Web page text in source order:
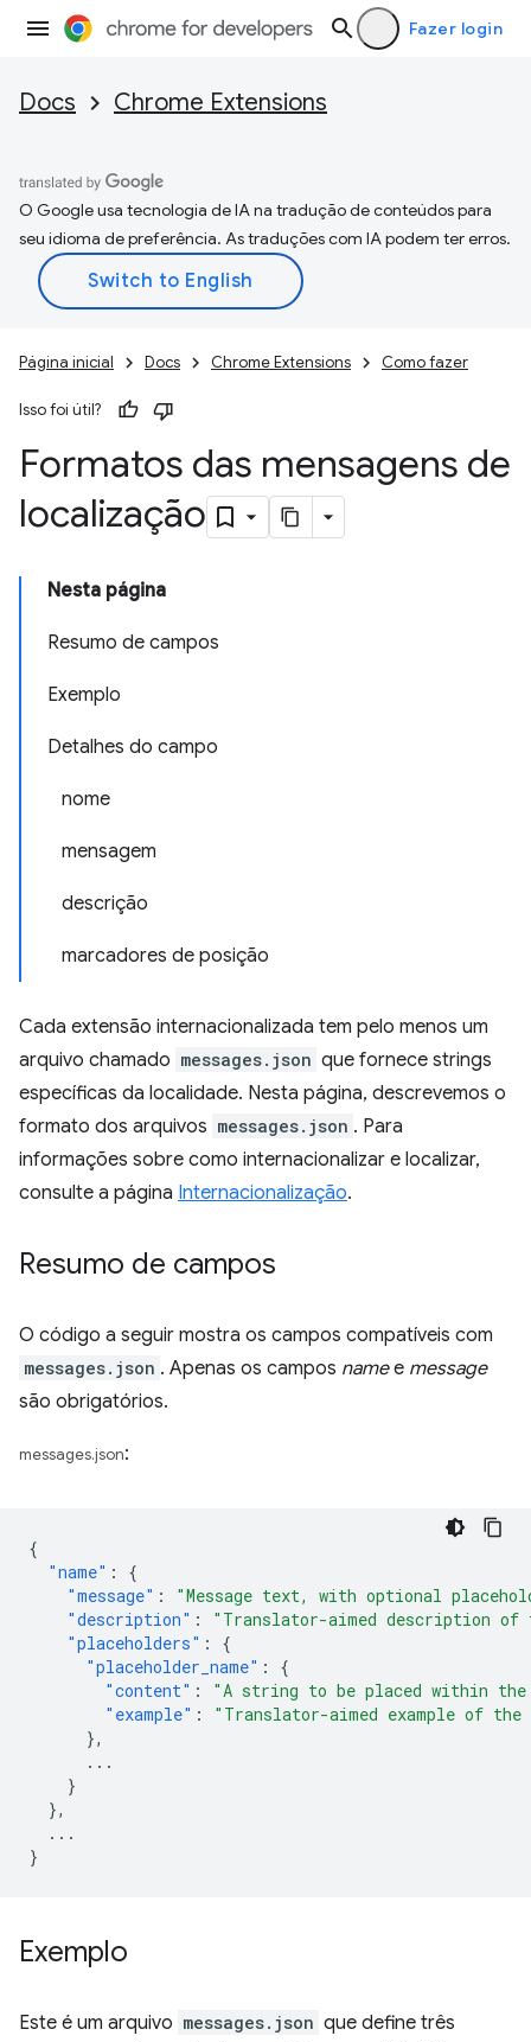
Fazer login
Docs Chrome Extensions
O Google usa tecnologia de IA na tradução de conteúdos para
seu idioma de preferência. As traduções com IA podem ter erros.
Página inicial Docs Chrome Extensions Como fazer
Isso foi útil?
Formatos das mensagens de
localização
Nesta página
Resumo de campos
Exemplo
Detalhes do campo
nome
mensagem
descrição
marcadores de posição
Cada extensão internacionalizada tem pelo menos um
arquivo chamado messages.json que fornece strings
específicas da localidade. Nesta página, descrevemos o
formato dos arquivos messages.json . Para
informações sobre como internacionalizar e localizar,
consulte a página Internacionalização.
Resumo de campos
O código a seguir mostra os campos compatíveis com
messages.json . Apenas os campos namee message
são obrigatórios.
messages.json:
{
"name" :
{
"message" :
"Message text, with optional
"description" :
"Translator-aimed description of
"placeholders" :
{
"placeholder_name" :
{
"content" :
"A string to be placed within the
"example" :
"Translator-aimed example of
},
...
}
},
...
}
Exemplo
Este é um arquivo messages.json que define três